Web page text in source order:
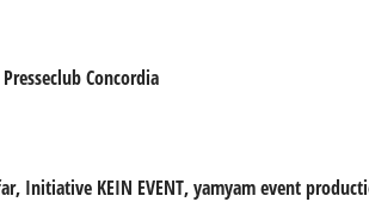
Concordia
, Initiative KEIN EVENT, yamyam event